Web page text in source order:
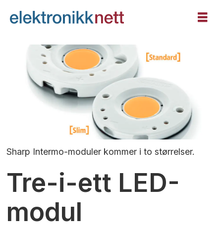
Sharp Intermo-moduler kommer i to størrelser.
Tre-i-ett LED-
modul